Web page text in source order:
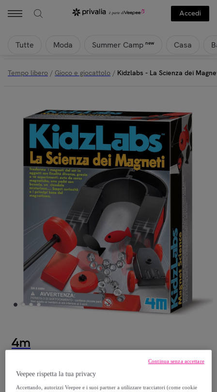
Accedi
Tutte Moda Summer Camp new Casa
Tempo libero / Gioco e giocattolo / Kidzlabs - La Scienza dei
4m
Kidzlabs - La Scienza dei Magneti
Modello: Kidzlabs - La Scienza dei Magneti
Veepee rispetta la tua privacy
Accettando, autorizzi Veepee e i suoi partner a utilizzare tracciatori (come cookie
Continua senza accettare